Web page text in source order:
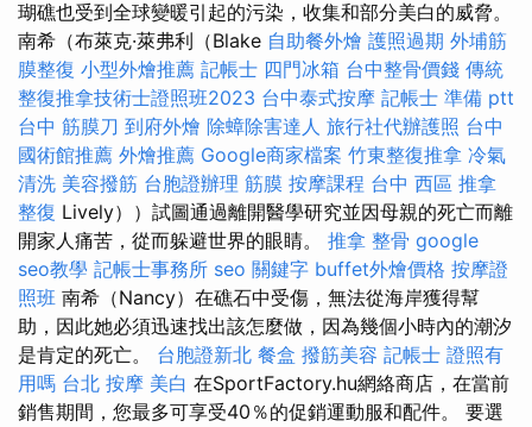
瑚礁也受到全球變暖引起的污染，收集和部分美白的威脅。
南希（布萊克·萊弗利（Blake 自助餐外燴 護照過期 外埔筋
膜整復 小型外燴推薦 記帳士 四門冰箱 台中整骨價錢 傳統
整復推拿技術士證照班2023 台中泰式按摩 記帳士 準備 ptt
台中 筋膜刀 到府外燴 除蟑除害達人 旅行社代辦護照 台中
國術館推薦 外燴推薦 Google商家檔案 竹東整復推拿 冷氣
清洗 美容撥筋 台胞證辦理 筋膜 按摩課程 台中 西區 推拿
整復 Lively））試圖通過離開醫學研究並因母親的死亡而離
開家人痛苦，從而躲避世界的眼睛。 推拿 整骨 google
seo教學 記帳士事務所 seo 關鍵字 buffet外燴價格 按摩證
照班 南希（Nancy）在礁石中受傷，無法從海岸獲得幫
助，因此她必須迅速找出該怎麼做，因為幾個小時內的潮汐
是肯定的死亡。 台胞證新北 餐盒 撥筋美容 記帳士 證照有
用嗎 台北 按摩 美白 在SportFactory.hu網絡商店，在當前
銷售期間，您最多可享受40％的促銷運動服和配件。 要選